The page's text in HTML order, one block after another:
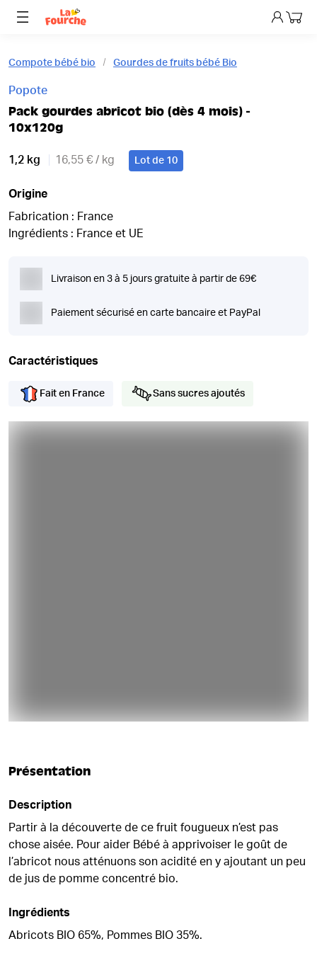
Mon
Compote bébé bio Gourdes de fruits bébé Bio
Popote
Pack gourdes abricot bio (dès 4 mois) -
10x120g
1,2 kg 16,55 € / kg Lot de 10
Origine
Fabrication : France
Ingrédients : France et UE
Livraison en 3 à 5 jours gratuite à partir de 69€
Paiement sécurisé en carte bancaire et PayPal
Caractéristiques
Fait en France Sans sucres ajoutés
Présentation
Description
Partir à la découverte de ce fruit fougueux n’est pas
chose aisée. Pour aider Bébé à apprivoiser le goût de
l’abricot nous atténuons son acidité en y ajoutant un peu
de jus de pomme concentré bio.
Ingrédients
Abricots BIO 65%, Pommes BIO 35%.